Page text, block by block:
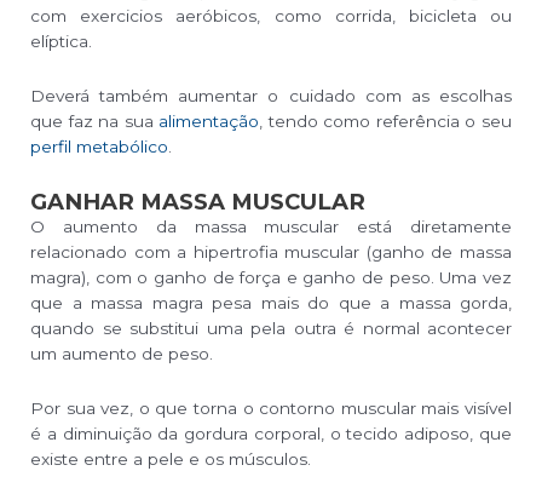
com exercicios aeróbicos, como corrida, bicicleta ou
elíptica.
Deverá também aumentar o cuidado com as escolhas
que faz na sua alimentação , tendo como referência o seu
perfil metabólico
GANHAR MASSA MUSCULAR
O aumento da massa muscular está diretamente
relacionado com a hipertrofia muscular (ganho de massa
magra), com o ganho de força e ganho de peso. Uma vez
que a massa magra pesa mais do que a massa gorda,
quando se substitui uma pela outra é normal acontecer
um aumento de peso.
Por sua vez, o que torna o contorno muscular mais visível
é a diminuição da gordura corporal, o tecido adiposo, que
existe entre a pele e os músculos.